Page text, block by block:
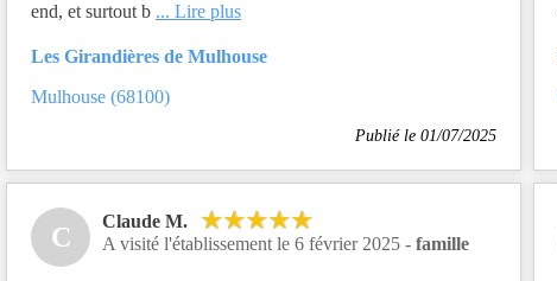
end, et surtout b ... Lire plus
Les Girandières de Mulhouse
Mulhouse (68100)
Publié le 01/07/2025
C
Claude M.
A visité l'établissement le 6 février 2025 - famille